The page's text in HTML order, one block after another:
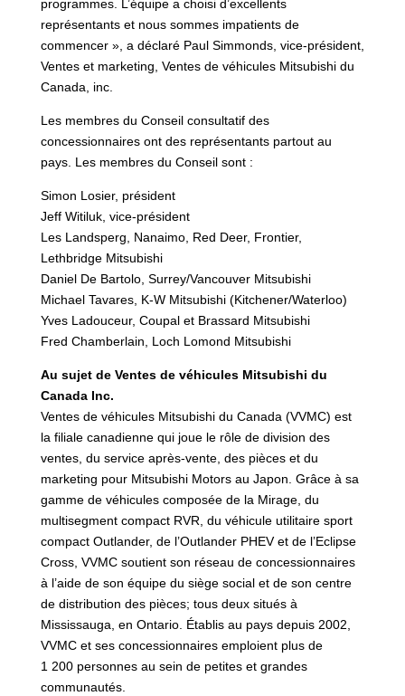
programmes. L’équipe a choisi d’excellents
représentants et nous sommes impatients de
commencer », a déclaré Paul Simmonds, vice-président,
Ventes et marketing, Ventes de véhicules Mitsubishi du
Canada, inc.
Les membres du Conseil consultatif des
concessionnaires ont des représentants partout au
pays. Les membres du Conseil sont :
Simon Losier, président
Jeff Witiluk, vice-président
Les Landsperg, Nanaimo, Red Deer, Frontier,
Lethbridge Mitsubishi
Daniel De Bartolo, Surrey/Vancouver Mitsubishi
Michael Tavares, K-W Mitsubishi (Kitchener/Waterloo)
Yves Ladouceur, Coupal et Brassard Mitsubishi
Fred Chamberlain, Loch Lomond Mitsubishi
Au sujet de Ventes de véhicules Mitsubishi du
Canada Inc.
Ventes de véhicules Mitsubishi du Canada (VVMC) est
la filiale canadienne qui joue le rôle de division des
ventes, du service après-vente, des pièces et du
marketing pour Mitsubishi Motors au Japon. Grâce à sa
gamme de véhicules composée de la Mirage, du
multisegment compact RVR, du véhicule utilitaire sport
compact Outlander, de l’Outlander PHEV et de l’Eclipse
Cross, VVMC soutient son réseau de concessionnaires
à l’aide de son équipe du siège social et de son centre
de distribution des pièces; tous deux situés à
Mississauga, en Ontario. Établis au pays depuis 2002,
VVMC et ses concessionnaires emploient plus de
1 200 personnes au sein de petites et grandes
communautés.